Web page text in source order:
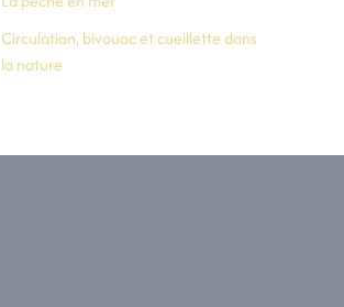
Circulation, bivouac et cueillette dans
la nature